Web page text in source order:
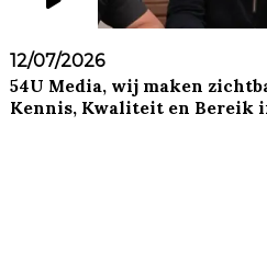
12/07/2026
54U Media, wij maken
Kennis, Kwaliteit en Bereik